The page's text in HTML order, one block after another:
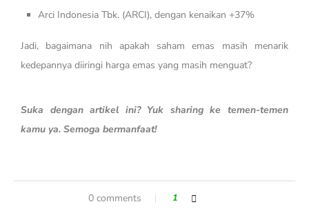
Arci Indonesia Tbk. (ARCI), dengan kenaikan +37%
Jadi, bagaimana nih apakah saham emas masih menarik
kedepannya diiringi harga emas yang masih menguat?
Suka dengan artikel ini? Yuk sharing ke temen-temen
kamu ya. Semoga bermanfaat!
0 comments 1